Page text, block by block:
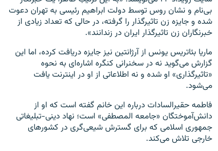
بی‌نام و نشان روس توسط دولت ابراهیم رئیسی به تهران دعوت
شده و جایزه زن تاثیرگذار را گرفته، در حالی که تعداد زیادی از
خبرنگاران زن تاثیرگذار ایران در زندانند».
ماریا بئاتریس یونس از آرژانتین نیز جایزه دریافت کرده، اما این
گزارش می‌گوید نه در سخنرانی کنگره اشاره‌ای به نحوه
«تاثیرگذاری» او شده و نه اطلاعاتی از او در اینترنت یافت
می‌شود.
فاطمه حقیرالسادات درباره این خانم گفته است که او از
دانش‌آموختگان «جامعه المصطفی» است؛ نهاد دینی-‌تبلیغاتی
جمهوری اسلامی که برای گسترش شیعی‌گری در کشورهای
خارجی تلاش می‌کند.